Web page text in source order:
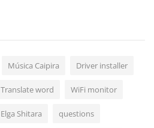
Música Caipira Driver installer
Translate word WiFi monitor
Elga Shitara questions